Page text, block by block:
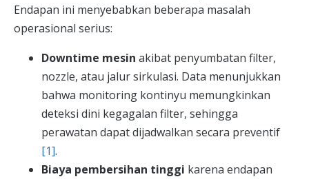
Endapan ini menyebabkan beberapa masalah
operasional serius:
Downtime mesin akibat penyumbatan filter,
nozzle, atau jalur sirkulasi. Data menunjukkan
bahwa monitoring kontinyu memungkinkan
deteksi dini kegagalan filter, sehingga
perawatan dapat dijadwalkan secara preventif
[1].
Biaya pembersihan tinggi karena endapan